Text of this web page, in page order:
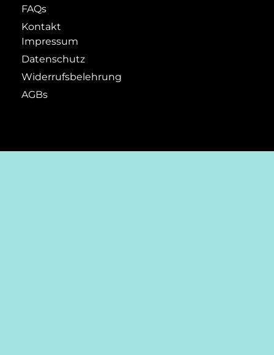
FAQs
Kontakt
Impressum
Datenschutz
Widerrufsbelehrung
AGBs